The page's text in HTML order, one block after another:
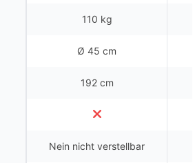
110 kg
Ø 45 cm
192 cm
Nein nicht verstellbar